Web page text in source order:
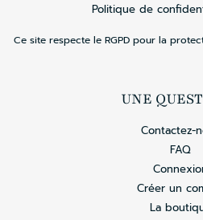
Politique de
Ce site respecte le RGPD pour la
UNE
Contactez-
FAQ
Créer un
La